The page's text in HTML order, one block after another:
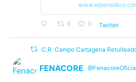
0 0 Twitter
C.R. Campo Cartagena
FENACORE